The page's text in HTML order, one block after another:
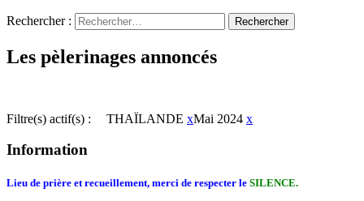
Rechercher :
Les pèlerinages annoncés
Filtre(s) actif(s) : THAÏLANDE xMai 2024 x
Information
Lieu de prière et recueillement, merci de respecter le SILENCE.